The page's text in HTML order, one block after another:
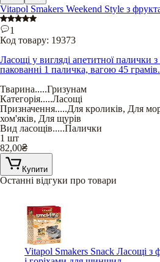
Vitapol Smakers Weekend Style з
1
Код товару: 19373
Ласощі у вигляді апетитної палички
пакованні 1 паличка, вагою 45 грамів.
Тварина.....Гризунам
Категорія.....Ласощі
Призначення.....Для кроликів, Для
хом'яків, Для щурів
Вид ласощів.....Палички
1 шт
82,00₴
Купити
Останні відгуки про товари
Vitapol Smakers Snack Ласощі з